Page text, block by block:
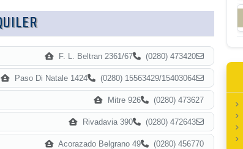
F. L. Beltran 2361/67 (0280) 473420
Paso Di Natale 1424 (0280) 15563429/15403064
Mitre 926 (0280) 473627
Rivadavia 390 (0280) 472643
Acorazado Belgrano 49 (0280) 456770